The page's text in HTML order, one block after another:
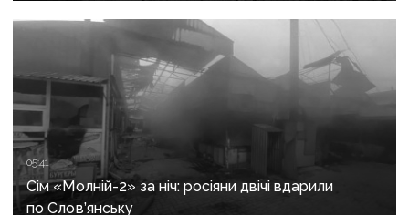
05:41
Сім «Молній-2» за ніч: росіяни двічі вдарили
по Слов’янську